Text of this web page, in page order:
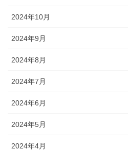
2024年10月
2024年9月
2024年8月
2024年7月
2024年6月
2024年5月
2024年4月